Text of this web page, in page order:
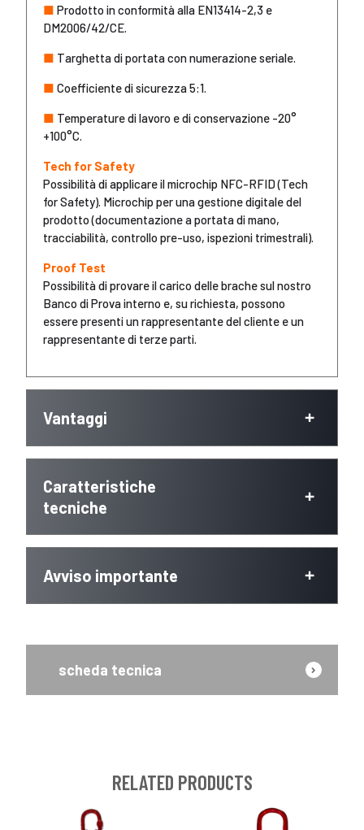
■ Prodotto in conformità alla EN13414-2,3 e
DM2006/42/CE.
■ Targhetta di portata con numerazione seriale.
■ Coefficiente di sicurezza 5:1.
■ Temperature di lavoro e di conservazione -20°
+100°C.
Tech for Safety
Possibilità di applicare il microchip NFC-RFID (Tech
for Safety). Microchip per una gestione digitale del
prodotto (documentazione a portata di mano,
tracciabilità, controllo pre-uso, ispezioni trimestrali).
Proof Test
Possibilità di provare il carico delle brache sul nostro
Banco di Prova interno e, su richiesta, possono
essere presenti un rappresentante del cliente e un
rappresentante di terze parti.
Vantaggi
Caratteristiche
tecniche
Avviso importante
scheda tecnica
RELATED PRODUCTS